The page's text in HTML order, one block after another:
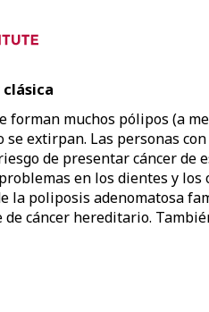
muchos pólipos (a
se extirpan. Las personas
de presentar cáncer
en los dientes y
la poliposis adenomatosa
cáncer hereditario.